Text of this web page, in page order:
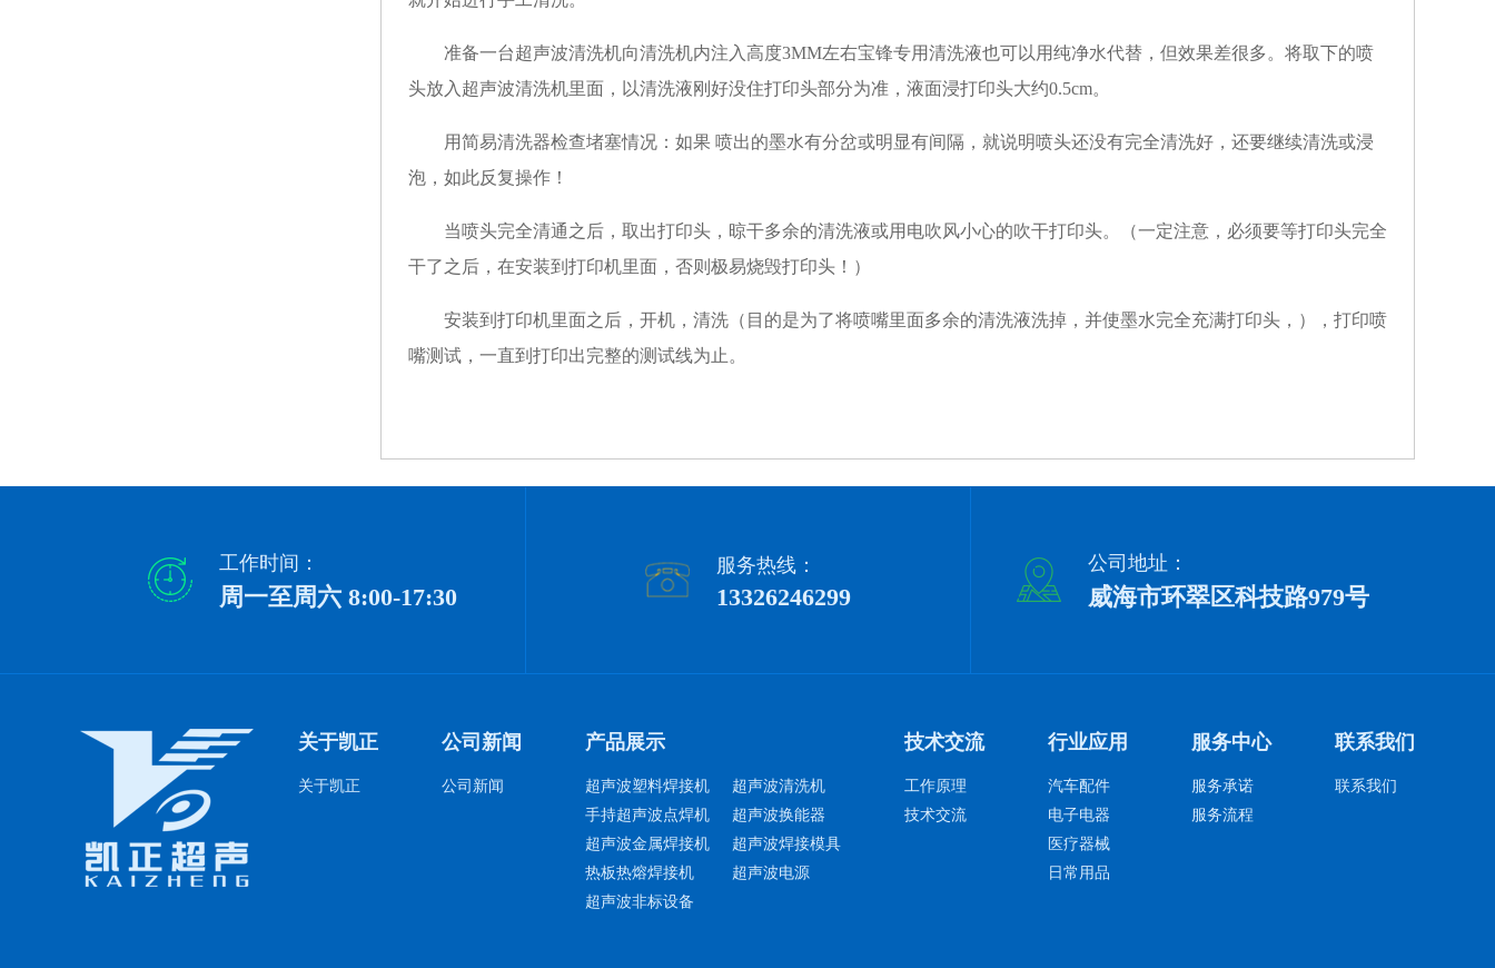
准备一台超声波清洗机向清洗机内注入高度3MM左右宝锋专用清洗液也可以用纯净水代替，但效果差很多。将取下的喷
头放入超声波清洗机里面，以清洗液刚好没住打印头部分为准，液面浸打印头大约0.5cm。
用简易清洗器检查堵塞情况：如果 喷出的墨水有分岔或明显有间隔，就说明喷头还没有完全清洗好，还要继续清洗或浸
泡，如此反复操作！
当喷头完全清通之后，取出打印头，晾干多余的清洗液或用电吹风小心的吹干打印头。（一定注意，必须要等打印头完全
干了之后，在安装到打印机里面，否则极易烧毁打印头！）
安装到打印机里面之后，开机，清洗（目的是为了将喷嘴里面多余的清洗液洗掉，并使墨水完全充满打印头，），打印喷
嘴测试，一直到打印出完整的测试线为止。
工作时间：
周一至周六 8:00-17:30
服务热线：
13326246299
公司地址：
威海市环翠区科技路979号
关于凯正
关于凯正
公司新闻
公司新闻
产品展示
超声波塑料焊接机
手持超声波点焊机
超声波金属焊接机
热板热熔焊接机
超声波非标设备
超声波清洗机
超声波换能器
超声波焊接模具
超声波电源
技术交流
工作原理
技术交流
行业应用
汽车配件
电子电器
医疗器械
日常用品
服务中心
服务承诺
服务流程
联系我们
联系我们